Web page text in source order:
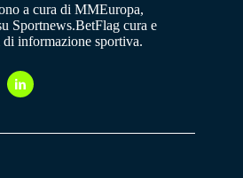
a cura di MMEuropa,
Sportnews.BetFlag cura e
informazione sportiva.